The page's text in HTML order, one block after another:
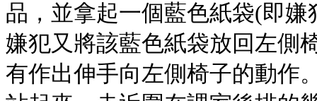
品，並拿起一個藍色紙袋(即
嫌犯又將該藍色紙袋放回左側
有作出伸手向左側椅子的動作